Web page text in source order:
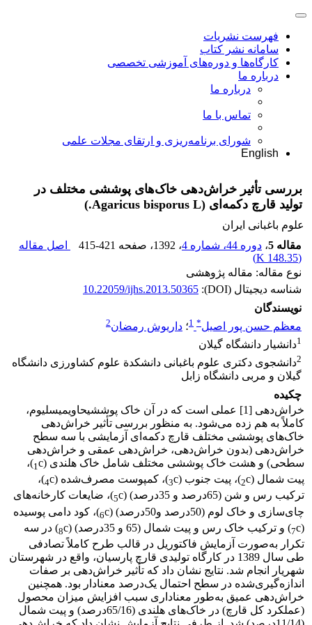
فهرست نشریات
سامانه نشر کتاب
کارگاه‌ها و دوره‌های آموزشی تخصصی
درباره ما
درباره ما
تماس با ما
شورای برنامه‌ریزی و ارتقای مجلات علمی
English
بررسی تأثیر خراش‌دهی خاک‌های پوششی مختلف در
تولید قارچ دکمه‌ای (Agaricus bisporus L.)
علوم باغبانی ایران
مقاله 5
، دوره 44، شماره 4 ، 1392 ، صفحه 415-421
اصل مقاله
(
148.35 K
)
نوع مقاله: مقاله پژوهشی
شناسه دیجیتال (DOI):
10.22059/ijhs.2013.50365
نویسندگان
معظم حسن پور اصیل*
1؛ داریوش رمضان2
1دانشیار دانشگاه گیلان
2دانشجوی دکتری علوم باغبانی دانشکدة علوم کشاورزی دانشگاه
گیلان و مربی دانشگاه زابل
چکیده
خراش‌دهی [1] عملی است که در آن خاک پوششیحاویمیسلیوم،
کاملاً به هم زده می‌شود. به منظور بررسی تأثیر خراش‌دهی
خاک‌های پوششی مختلف قارچ دکمه‌‌ای آزمایشی با سه سطح
خراش‌دهی (بدون خراش‌دهی، خراش‌دهی عمقی و خراش‌دهی
سطحی) و هشت خاک پوششی مختلف شامل خاک هلندی ( 1c)،
پیت شمال ( 2c)، پیت جنوب ( 3c)، کمپوست مصرف‌شده ( 4c)،
ترکیب رس و شن (65درصد و 35درصد) (
5c)، ضایعات کارخانه‌های
چای‌سازی و خاک لوم (50درصد و50درصد) (
6c)، کود دامی پوسیده
(
7c) و ترکیب خاک رس و پیت شمال (65 و 35درصد) ( 8c) در سه
تکرار به‌صورت آزمایش فاکتوریل در قالب طرح کاملاً تصادفی
طی سال 1389 در کارگاه تولیدی قارچ پارسیان، واقع در شهرستان
شهریار انجام شد. نتایج نشان داد که تأثیر خراش‌دهی بر صفات
اندازه‌گیری‌شده در سطح احتمال یک‌درصد معنادار بود. همچنین
خراش‌دهی عمیق به‌طور معناداری سبب افزایش میزان محصول
(عملکرد کل قارچ) در خاک‌های هلندی (65/16‌درصد) و پیت شمال